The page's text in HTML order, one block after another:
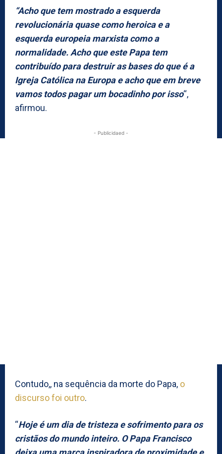
“Acho que tem mostrado a esquerda
revolucionária quase como heroica e a
esquerda europeia marxista como a
normalidade. Acho que este Papa tem
contribuído para destruir as bases do que é a
Igreja Católica na Europa e acho que em breve
vamos todos pagar um bocadinho por isso“,
afirmou.
- Publicidaed -
Contudo,, na sequência da morte do Papa, o
discurso foi outro.
“Hoje é um dia de tristeza e sofrimento para os
cristãos do mundo inteiro. O Papa Francisco